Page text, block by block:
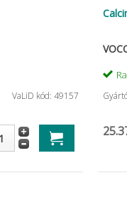
VaLiD kód: 49157